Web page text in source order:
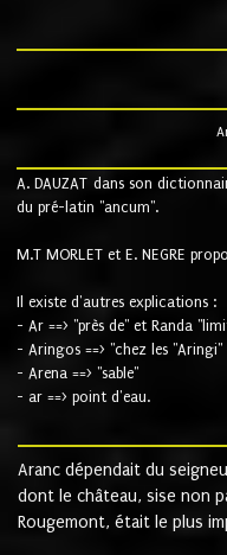
A. DAUZAT dans son
du pré-latin "ancum".
M.T MORLET et E. NEGRE
Il existe d'autres explications :
- Ar ==> "près de" et Randa
- Aringos ==> "chez les "Aringi"
- Arena ==> "sable"
- ar ==> point d'eau.
Aranc dépendait du
dont le château, sise non
Rougemont, était le plus